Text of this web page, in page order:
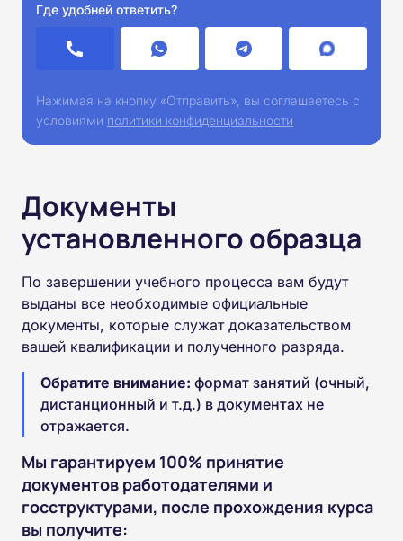
Где удобней ответить?
Нажимая на кнопку «Отправить», вы соглашаетесь с
условиями политики конфиденциальности
Документы
установленного образца
По завершении учебного процесса вам будут
выданы все необходимые официальные
документы, которые служат доказательством
вашей квалификации и полученного разряда.
Обратите внимание: формат занятий (очный,
дистанционный и т.д.) в документах не
отражается.
Мы гарантируем 100% принятие
документов работодателями и
госструктурами, после прохождения курса
вы получите: